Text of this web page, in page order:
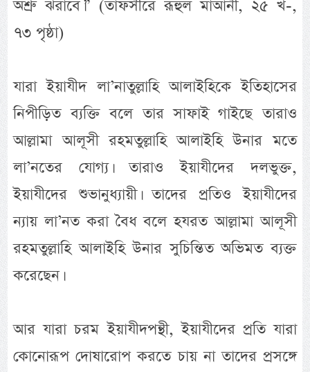
অশ্রু ঝরাবে।” (তাফসীরে রূহুল মাআনী, ২৫ খ-,
৭৩ পৃষ্ঠা)
যারা ইয়াযীদ লা’নাতুল্লাহি আলাইহিকে ইতিহাসের
নিপীড়িত ব্যক্তি বলে তার সাফাই গাইছে তারাও
আল্লামা আলূসী রহমতুল্লাহি আলাইহি উনার মতে
লা’নতের যোগ্য। তারাও ইয়াযীদের দলভুক্ত,
ইয়াযীদের শুভানুধ্যায়ী। তাদের প্রতিও ইয়াযীদের
ন্যায় লা’নত করা বৈধ বলে হযরত আল্লামা আলূসী
রহমতুল্লাহি আলাইহি উনার সুচিন্তিত অভিমত ব্যক্ত
করেছেন।
আর যারা চরম ইয়াযীদপন্থী, ইয়াযীদের প্রতি যারা
কোনোরূপ দোষারোপ করতে চায় না তাদের প্রসঙ্গে